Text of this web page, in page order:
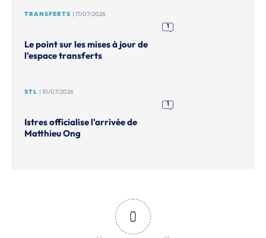
TRANSFERTS | 17/07/2026
1
Le point sur les mises à jour de
l'espace transferts
STL | 10/07/2026
1
Istres officialise l'arrivée de
Matthieu Ong
0